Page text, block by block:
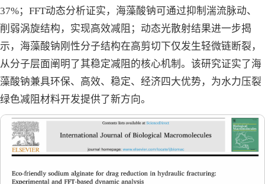
37%；FFT动态分析证实，海藻酸钠可通过抑制湍流脉动、
削弱涡旋结构，实现高效减阻；动态光散射结果进一步揭
示，海藻酸钠刚性分子结构在高剪切下仅发生轻微链断裂，
从分子层面阐明了其稳定减阻的核心机制。该研究证实了海
藻酸钠兼具环保、高效、稳定、经济四大优势，为水力压裂
绿色减阻材料开发提供了新方向。